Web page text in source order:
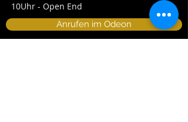
10Uhr - Open End
Anrufen im Odeon